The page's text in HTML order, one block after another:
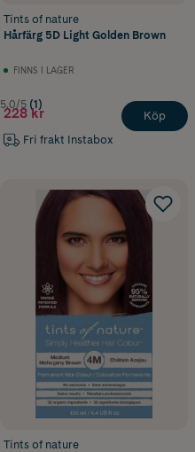
Tints of nature
Hårfärg 5D Light Golden Brown
FINNS I LAGER
5.0/5 (1)
228 kr
Fri frakt Instabox
Köp
Tints of nature